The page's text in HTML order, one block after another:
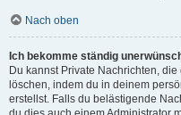
Nach oben
Ich bekomme ständig
Du kannst Private Nachrichten,
löschen, indem du in deinem
erstellst. Falls du belästigende